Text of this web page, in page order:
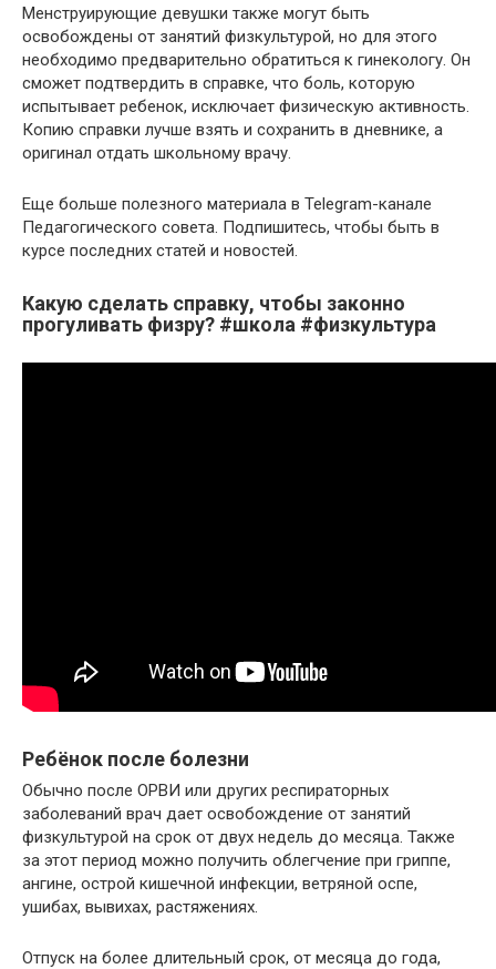
Менструирующие девушки также могут быть
освобождены от занятий физкультурой, но для этого
необходимо предварительно обратиться к гинекологу. Он
сможет подтвердить в справке, что боль, которую
испытывает ребенок, исключает физическую активность.
Копию справки лучше взять и сохранить в дневнике, а
оригинал отдать школьному врачу.
Еще больше полезного материала в Telegram-канале
Педагогического совета. Подпишитесь, чтобы быть в
курсе последних статей и новостей.
Какую сделать справку, чтобы законно
прогуливать физру? #школа #физкультура
Ребёнок после болезни
Обычно после ОРВИ или других респираторных
заболеваний врач дает освобождение от занятий
физкультурой на срок от двух недель до месяца. Также
за этот период можно получить облегчение при гриппе,
ангине, острой кишечной инфекции, ветряной оспе,
ушибах, вывихах, растяжениях.
Отпуск на более длительный срок, от месяца до года,